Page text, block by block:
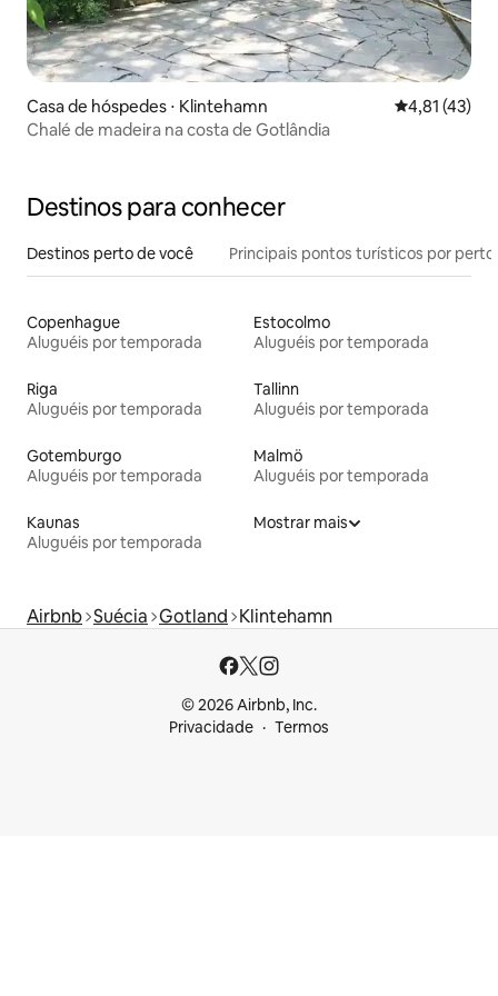
Casa de hóspedes ⋅ Klintehamn 4,81 de uma
4,81 (43)
Chalé de madeira na costa de Gotlândia
Destinos para conhecer
Destinos perto de você Principais pontos turísticos por perto
Copenhague
Aluguéis por temporada
Estocolmo
Aluguéis por temporada
Riga
Aluguéis por temporada
Tallinn
Aluguéis por temporada
Gotemburgo
Aluguéis por temporada
Malmö
Aluguéis por temporada
Kaunas
Aluguéis por temporada
Mostrar mais
Airbnb Suécia Gotland Klintehamn
© 2026 Airbnb, Inc.
Privacidade
Termos